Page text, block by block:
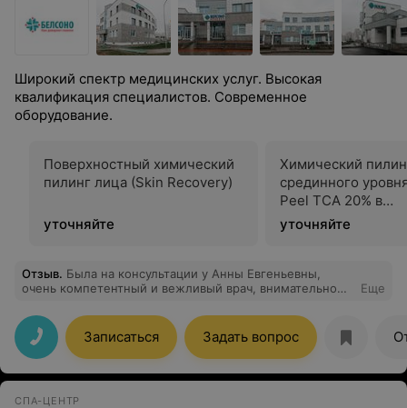
Широкий спектр медицинских услуг. Высокая
квалификация специалистов. Современное
оборудование.
Поверхностный химический
пилинг лица (Skin Recovery)
уточняйте
Химический
срединного
Peel TCA 20% в
косметологии
уточняйте
Отзыв. Была на консультации у Анны Евгеньевны,
очень компетентный и вежливый врач, внимательно
Еще
Записаться Задать вопрос
СПА-ЦЕНТР